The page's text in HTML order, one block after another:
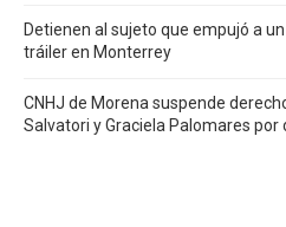
Detienen al sujeto que empujó a
tráiler en Monterrey
CNHJ de Morena suspende
Salvatori y Graciela Palomares